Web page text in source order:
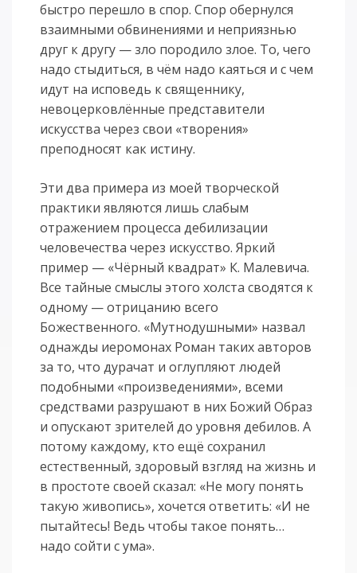
быстро перешло в спор. Спор обернулся
взаимными обвинениями и неприязнью
друг к другу — зло породило злое. То, чего
надо стыдиться, в чём надо каяться и с чем
идут на исповедь к священнику,
невоцерковлённые представители
искусства через свои «творения»
преподносят как истину.
Эти два примера из моей творческой
практики являются лишь слабым
отражением процесса дебилизации
человечества через искусство. Яркий
пример — «Чёрный квадрат» К. Малевича.
Все тайные смыслы этого холста сводятся к
одному — отрицанию всего
Божественного. «Мутнодушными» назвал
однажды иеромонах Роман таких авторов
за то, что дурачат и оглупляют людей
подобными «произведениями», всеми
средствами разрушают в них Божий Образ
и опускают зрителей до уровня дебилов. А
потому каждому, кто ещё сохранил
естественный, здоровый взгляд на жизнь и
в простоте своей сказал: «Не могу понять
такую живопись», хочется ответить: «И не
пытайтесь! Ведь чтобы такое понять…
надо сойти с ума».